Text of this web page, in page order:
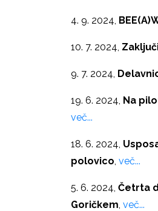
4. 9. 2024,
10. 7. 2024,
9. 7. 2024,
19. 6. 2024, Na
več...
18. 6. 2024,
polovico, več...
5. 6. 2024, Četrta
Goričkem, več...